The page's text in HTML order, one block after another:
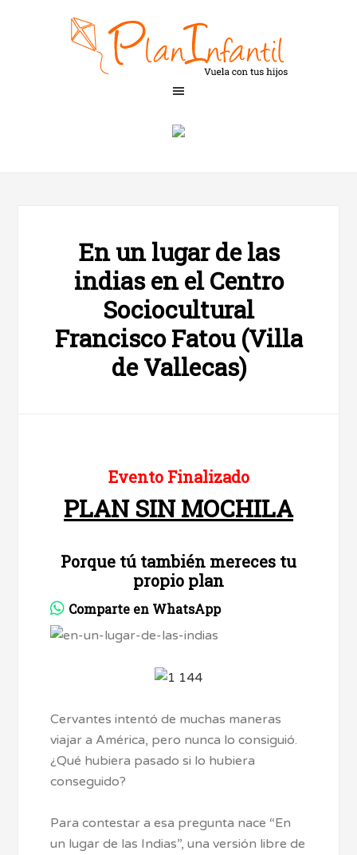
En un lugar de las
indias en el Centro
Sociocultural
Francisco Fatou (Villa
de Vallecas)
Evento Finalizado
PLAN SIN MOCHILA
Porque tú también mereces tu
propio plan
Comparte en WhatsApp
Cervantes intentó de muchas maneras
viajar a América, pero nunca lo consiguió.
¿Qué hubiera pasado si lo hubiera
conseguido?
Para contestar a esa pregunta nace “En
un lugar de las Indias”, una versión libre de